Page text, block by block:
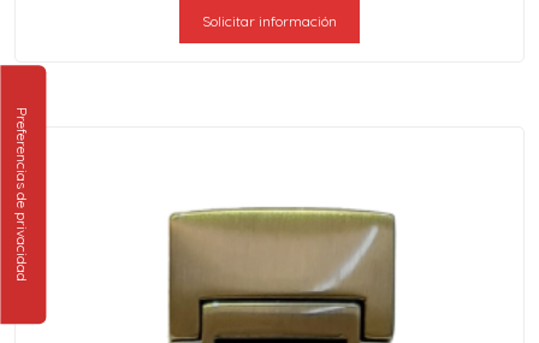
Solicitar información